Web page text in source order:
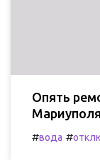
Опять
#вода #